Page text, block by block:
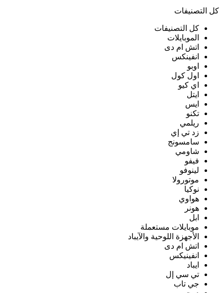
كل التصنيفات
كل التصنيفات
الموبايلات
اتش ام دى
انفينكس
اوبو
اول كول
اي كيو
ايتل
ايس
تكنو
ريلمي
زد تي إي
سامسونج
شاومي
فيفو
لينوفو
موتورولا
نوكيا
هواوي
هونر
ابل
موبايلات مستعملة
الأجهزة اللوحية والآيباد
اتش ام دى
انفينيكس
ايباد
تي سي إل
جي تاب